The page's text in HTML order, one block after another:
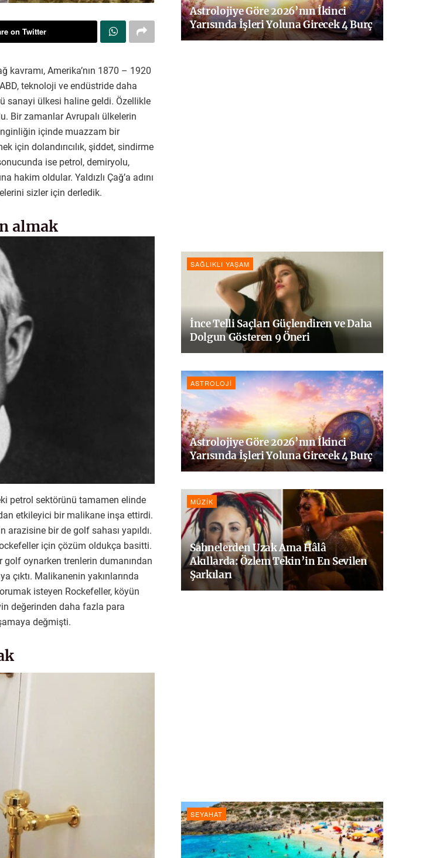
on Twitter
kavramı, Amerika’nın 1870 – 1920
teknoloji ve endüstride daha
sanayi ülkesi haline geldi. Özellikle
Bir zamanlar Avrupalı ülkelerin
içinde muazzam bir
için dolandırıcılık, şiddet, sindirme
ise petrol, demiryolu,
hakim oldular. Yaldızlı Çağ’a adını
sizler için derledik.
almak
petrol sektörünü tamamen elinde
etkileyici bir malikane inşa ettirdi.
bir de golf sahası yapıldı.
için çözüm oldukça basitti.
golf oynarken trenlerin dumanından
çıktı. Malikanenin yakınlarında
isteyen Rockefeller, köyün
değerinden daha fazla para
değmişti.
Astrolojiye Göre 2026’nın İkinci
Yarısında İşleri Yoluna Girecek 4 Burç
SAĞLIKLI YAŞAM
İnce Telli Saçları Güçlendiren ve Daha
Dolgun Gösteren 9 Öneri
ASTROLOJI
Astrolojiye Göre 2026’nın İkinci
Yarısında İşleri Yoluna Girecek 4 Burç
MÜZIK
Sahnelerden Uzak Ama Hâlâ
Akıllarda: Özlem Tekin’in En Sevilen
Şarkıları
SEYAHAT